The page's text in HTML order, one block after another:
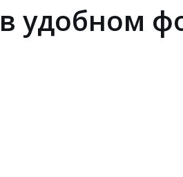
удобном